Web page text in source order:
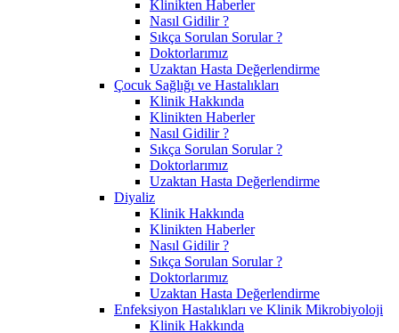
Klinikten Haberler
Nasıl Gidilir ?
Sıkça Sorulan Sorular ?
Doktorlarımız
Uzaktan Hasta Değerlendirme
Çocuk Sağlığı ve Hastalıkları
Klinik Hakkında
Klinikten Haberler
Nasıl Gidilir ?
Sıkça Sorulan Sorular ?
Doktorlarımız
Uzaktan Hasta Değerlendirme
Diyaliz
Klinik Hakkında
Klinikten Haberler
Nasıl Gidilir ?
Sıkça Sorulan Sorular ?
Doktorlarımız
Uzaktan Hasta Değerlendirme
Enfeksiyon Hastalıkları ve Klinik Mikrobiyoloji
Klinik Hakkında